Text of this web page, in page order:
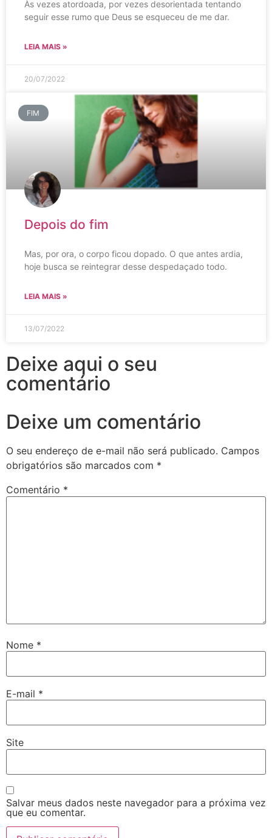
Às vezes atordoada, por vezes desorientada tentando
seguir esse rumo que Deus se esqueceu de me dar.
LEIA MAIS »
20/07/2022
FIM
Depois do fim
Mas, por ora, o corpo ficou dopado. O que antes ardia,
hoje busca se reintegrar desse despedaçado todo.
LEIA MAIS »
13/07/2022
Deixe aqui o seu
comentário
Deixe um comentário
O seu endereço de e-mail não será publicado. Campos
obrigatórios são marcados com *
Comentário *
Nome *
E-mail *
Site
Salvar meus dados neste navegador para a próxima vez
que eu comentar.